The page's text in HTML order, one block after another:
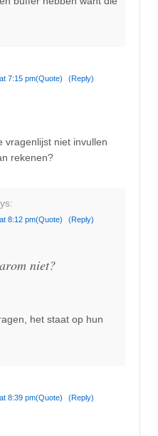
7:15 pm(Quote) (Reply)
vragenlijst niet invullen
rekenen?
8:12 pm(Quote) (Reply)
niet?
het staat op hun
8:39 pm(Quote) (Reply)